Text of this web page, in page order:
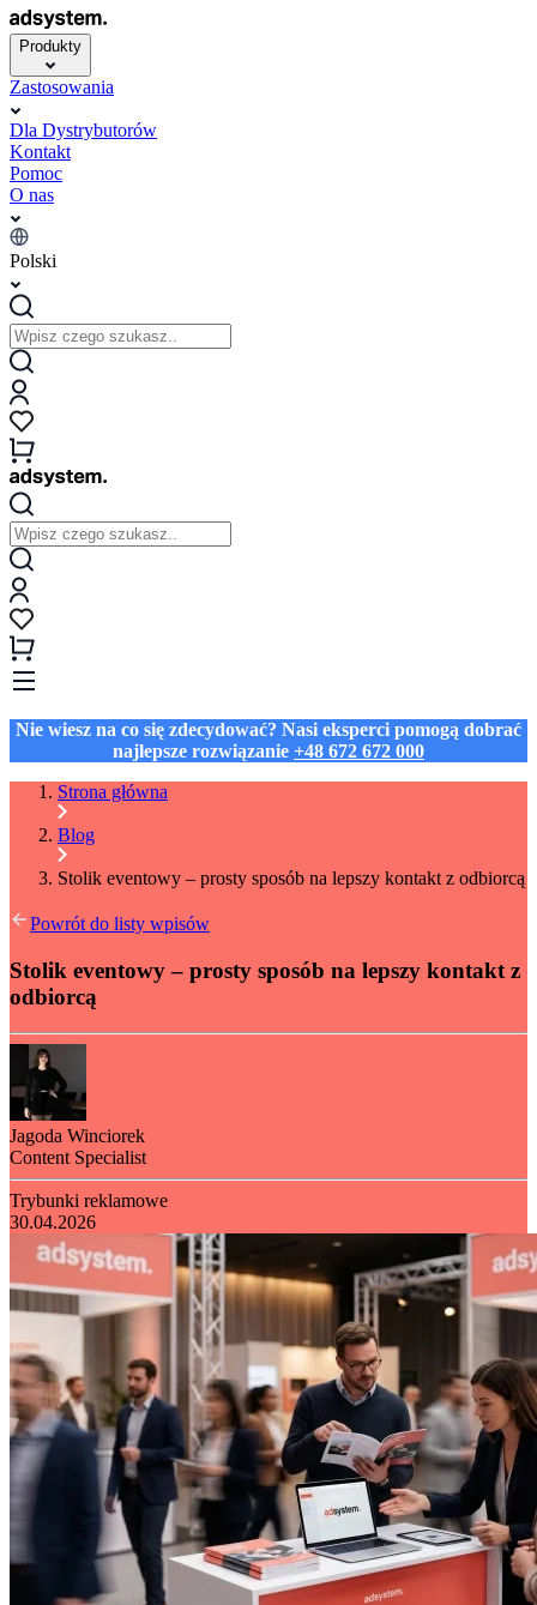
Produkty
Zastosowania
Dla Dystrybutorów
Kontakt
Pomoc
O nas
Polski
Nie wiesz na co się zdecydować? Nasi eksperci pomogą dobrać
najlepsze rozwiązanie +48 672 672 000
Strona główna
Blog
Stolik eventowy – prosty sposób na lepszy kontakt z odbiorcą
Powrót do listy wpisów
Stolik eventowy – prosty sposób na lepszy kontakt z
odbiorcą
Jagoda Winciorek
Content Specialist
Trybunki reklamowe
30.04.2026